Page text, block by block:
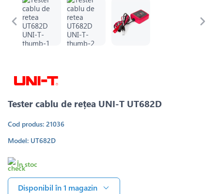
Tester cablu de rețea UNI-T UT682D
Cod produs: 21036
Model: UT682D
În stoc
Disponibil în 1 magazin